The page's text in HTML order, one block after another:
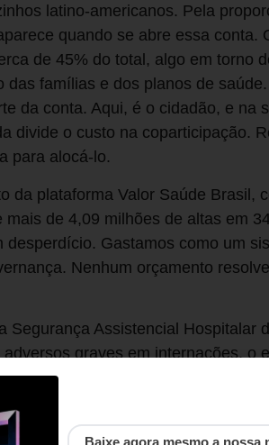
latino-americanos. Pela
quando se abre essa conta.
de 45% do total, algo em torno
famílias e dos planos de
da conta. Aqui, é o cidadão, e na
divide o custo na coparticipação.
para alocá-lo.
da plataforma Valor Saúde Brasil,
de 4,09 milhões de altas em
Gastamos como um
Nenhum orçamento
Segurança Assistencial Hospitalar
graves em internações, o
36,17 mil seriam evitáveis.
planejados, decisões tomadas sob
reativa. E há uma ironia nisso.
Baixe agora mesmo a nossa